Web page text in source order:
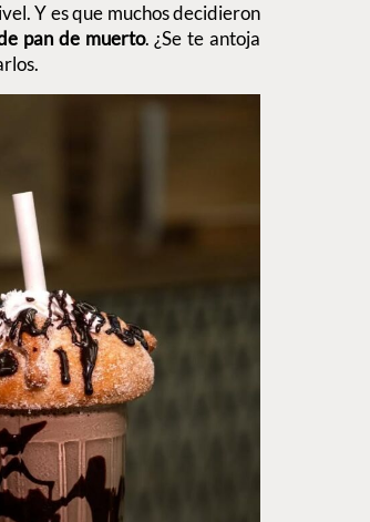
Y es que muchos decidieron
pan de muerto. ¿Se te antoja